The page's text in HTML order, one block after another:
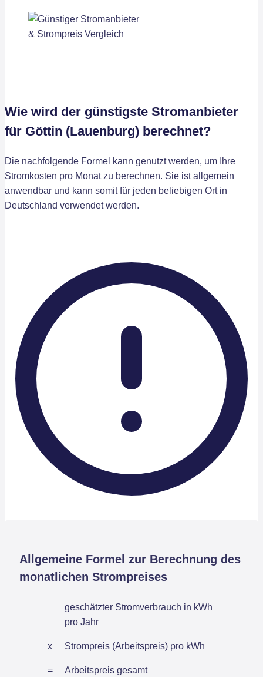
Wie wird der günstigste Stromanbieter
für Göttin (Lauenburg) berechnet?
Die nachfolgende Formel kann genutzt werden, um Ihre
Stromkosten pro Monat zu berechnen. Sie ist allgemein
anwendbar und kann somit für jeden beliebigen Ort in
Deutschland verwendet werden.
Allgemeine Formel zur Berechnung des
monatlichen Strompreises
geschätzter Stromverbrauch in kWh
pro Jahr
x Strompreis (Arbeitspreis) pro kWh
= Arbeitspreis gesamt